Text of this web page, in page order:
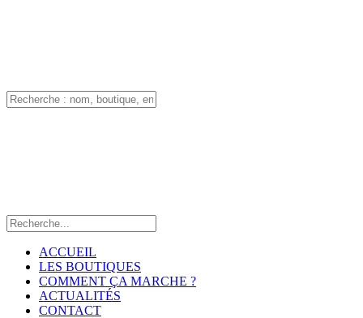
ACCUEIL
LES BOUTIQUES
COMMENT ÇA MARCHE ?
ACTUALITÉS
CONTACT